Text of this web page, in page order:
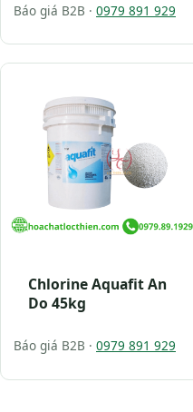
Báo giá B2B · 0979 891 929
Chlorine Aquafit An
Do 45kg
Báo giá B2B · 0979 891 929